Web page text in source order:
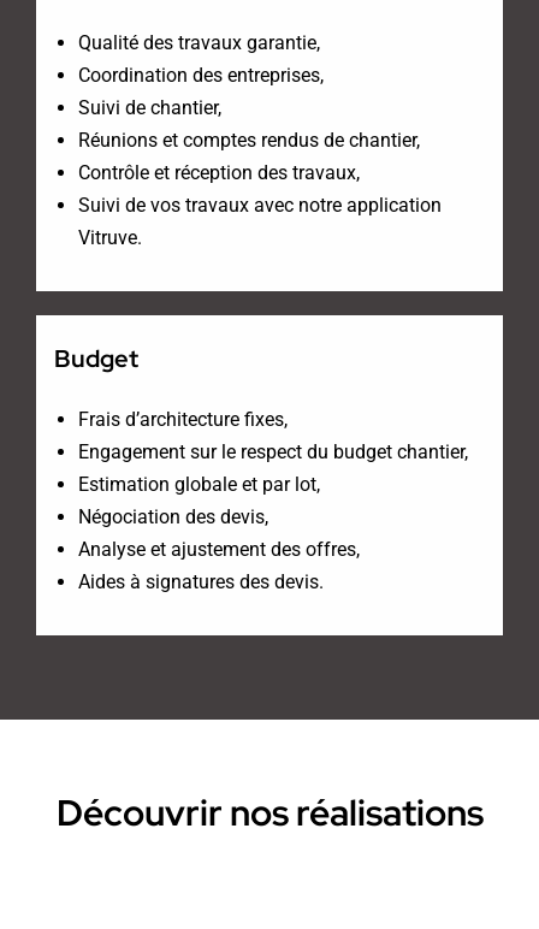
Qualité des travaux garantie,
Coordination des entreprises,
Suivi de chantier,
Réunions et comptes rendus de chantier,
Contrôle et réception des travaux,
Suivi de vos travaux avec notre application
Vitruve.
Budget
Frais d’architecture fixes,
Engagement sur le respect du budget chantier,
Estimation globale et par lot,
Négociation des devis,
Analyse et ajustement des offres,
Aides à signatures des devis.
Découvrir nos réalisations